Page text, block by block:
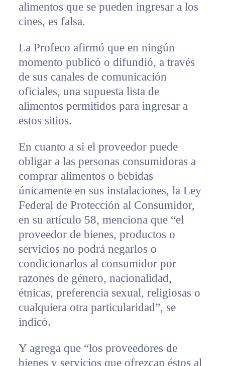
alimentos que se pueden ingresar a los
cines, es falsa.
La Profeco afirmó que en ningún
momento publicó o difundió, a través
de sus canales de comunicación
oficiales, una supuesta lista de
alimentos permitidos para ingresar a
estos sitios.
En cuanto a si el proveedor puede
obligar a las personas consumidoras a
comprar alimentos o bebidas
únicamente en sus instalaciones, la Ley
Federal de Protección al Consumidor,
en su artículo 58, menciona que “el
proveedor de bienes, productos o
servicios no podrá negarlos o
condicionarlos al consumidor por
razones de género, nacionalidad,
étnicas, preferencia sexual, religiosas o
cualquiera otra particularidad”, se
indicó.
Y agrega que “los proveedores de
bienes y servicios que ofrezcan éstos al